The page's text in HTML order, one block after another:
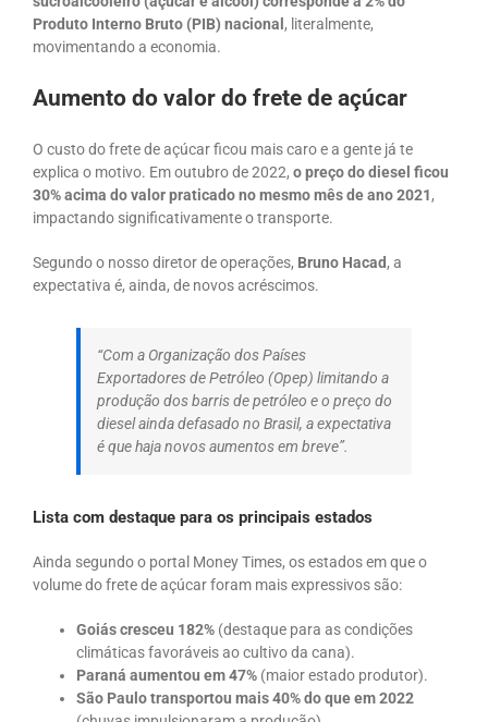
Produto Interno Bruto (PIB) nacional , literalmente,
movimentando a economia.
Aumento do valor do frete de açúcar
O custo do frete de açúcar ficou mais caro e a gente já te
explica o motivo. Em outubro de 2022, o preço do diesel ficou
30% acima do valor praticado no mesmo mês de ano 2021,
impactando significativamente o transporte.
Segundo o nosso diretor de operações, Bruno Hacad , a
expectativa é, ainda, de novos acréscimos.
“Com a Organização dos Países
Exportadores de Petróleo (Opep) limitando a
produção dos barris de petróleo e o preço do
diesel ainda defasado no Brasil, a expectativa
é que haja novos aumentos em breve”.
Lista com destaque para os principais estados
Ainda segundo o portal Money Times, os estados em que o
volume do frete de açúcar foram mais expressivos são:
Goiás cresceu 182% (destaque para as condições
climáticas favoráveis ao cultivo da cana).
Paraná aumentou em 47% (maior estado produtor).
São Paulo transportou mais 40% do que em 2022